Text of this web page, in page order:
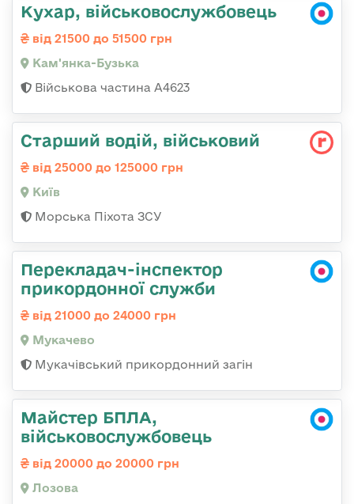
Кухар, військовослужбовець
від 21500 до 51500 грн
Кам'янка-Бузька
Військова частина А4623
Старший водій, військовий
від 25000 до 125000 грн
Київ
Морська Піхота ЗСУ
Перекладач-інспектор
прикордонної служби
від 21000 до 24000 грн
Мукачево
Мукачівський прикордонний загін
Майстер БПЛА,
військовослужбовець
від 20000 до 20000 грн
Лозова